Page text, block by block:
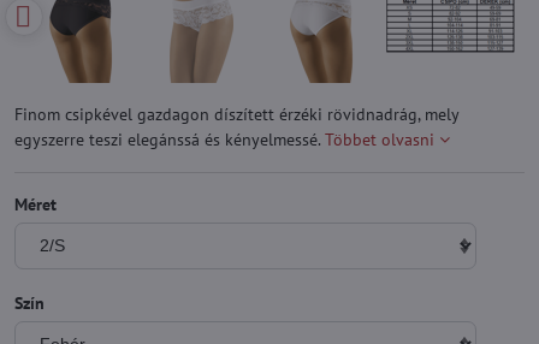
Finom csipkével gazdagon díszített érzéki rövidnadrág, mely
egyszerre teszi elegánssá és kényelmessé. Többet olvasni
Méret
Szín